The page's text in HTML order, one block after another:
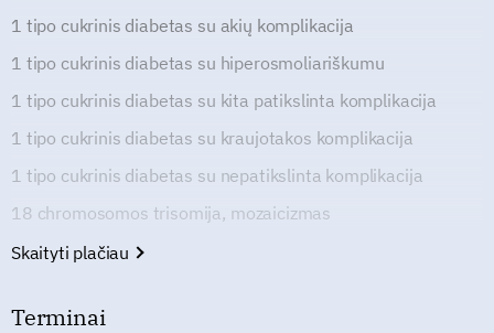
1 tipo cukrinis diabetas su akių komplikacija
1 tipo cukrinis diabetas su hiperosmoliariškumu
1 tipo cukrinis diabetas su kita patikslinta komplikacija
1 tipo cukrinis diabetas su kraujotakos komplikacija
1 tipo cukrinis diabetas su nepatikslinta komplikacija
18 chromosomos trisomija, mozaicizmas
Skaityti plačiau
Terminai